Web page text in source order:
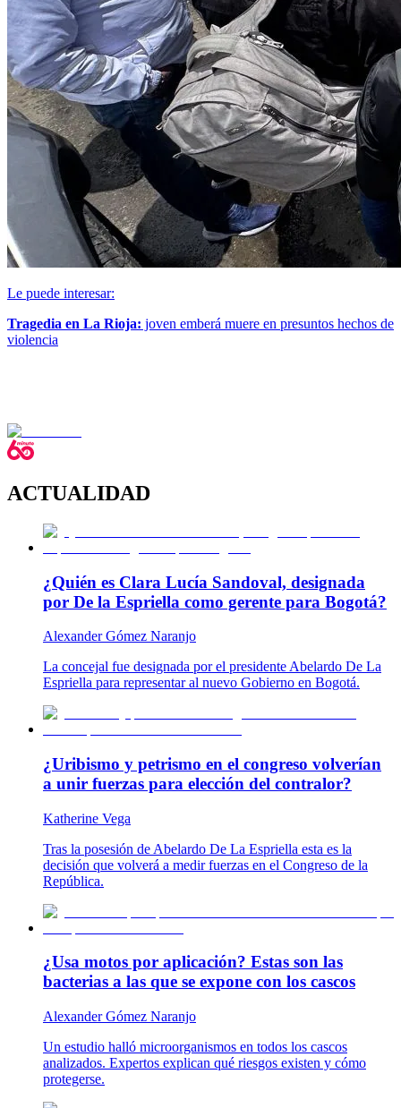
Le puede interesar:
Tragedia en La Rioja: joven emberá muere en presuntos hechos de
violencia
ACTUALIDAD
¿Quién es Clara Lucía Sandoval, designada
por De la Espriella como gerente para Bogotá?
Alexander Gómez Naranjo
La concejal fue designada por el presidente Abelardo De La
Espriella para representar al nuevo Gobierno en Bogotá.
¿Uribismo y petrismo en el congreso volverían
a unir fuerzas para elección del contralor?
Katherine Vega
Tras la posesión de Abelardo De La Espriella esta es la
decisión que volverá a medir fuerzas en el Congreso de la
República.
¿Usa motos por aplicación? Estas son las
bacterias a las que se expone con los cascos
Alexander Gómez Naranjo
Un estudio halló microorganismos en todos los cascos
analizados. Expertos explican qué riesgos existen y cómo
protegerse.